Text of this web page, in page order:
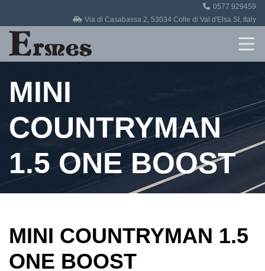
0577 929459
Via di Casabassa 2, 53034 Colle di Val d'Elsa SI, Italy
Revisioni
Officina
Auto in vendita
MINI
COUNTRYMAN
1.5 ONE BOOST
MINI COUNTRYMAN 1.5
ONE BOOST